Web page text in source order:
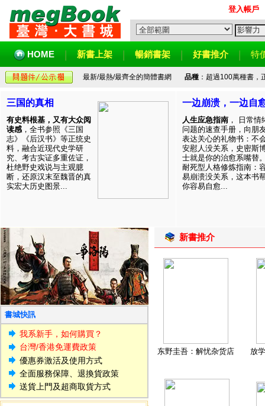
登入帳戶
HOME 新書上架 暢銷書架 好書推介 特
最新/最熱/最齊全的簡體書網 品種：超過100萬種書，
三国的真相
有史料根基，又有大众阅
读感 ，全书参照《三国
志》《后汉书》等正统史
料，融合近现代史学研
究、考古实证多重佐证，
杜绝野史戏说与主观臆
断，还原汉末至魏晋的真
实宏大历史图景...
一边崩溃，一边自
人生应急指南 ， 日常情
问题的速查手册，向朋
表达关心的礼物书：不
安慰人没关系，史密斯
士就是你的治愈系嘴替
耐死型人格修炼指南：
易崩溃没关系，这本书
你容易自愈...
書城快訊
我系新手，如何購買？
台灣/香港免運費政策
優惠券激活及使用方式
全面服務保障、退換貨政策
送貨上門及超商取貨方式
新書推介
东野圭吾：解忧杂货店 放